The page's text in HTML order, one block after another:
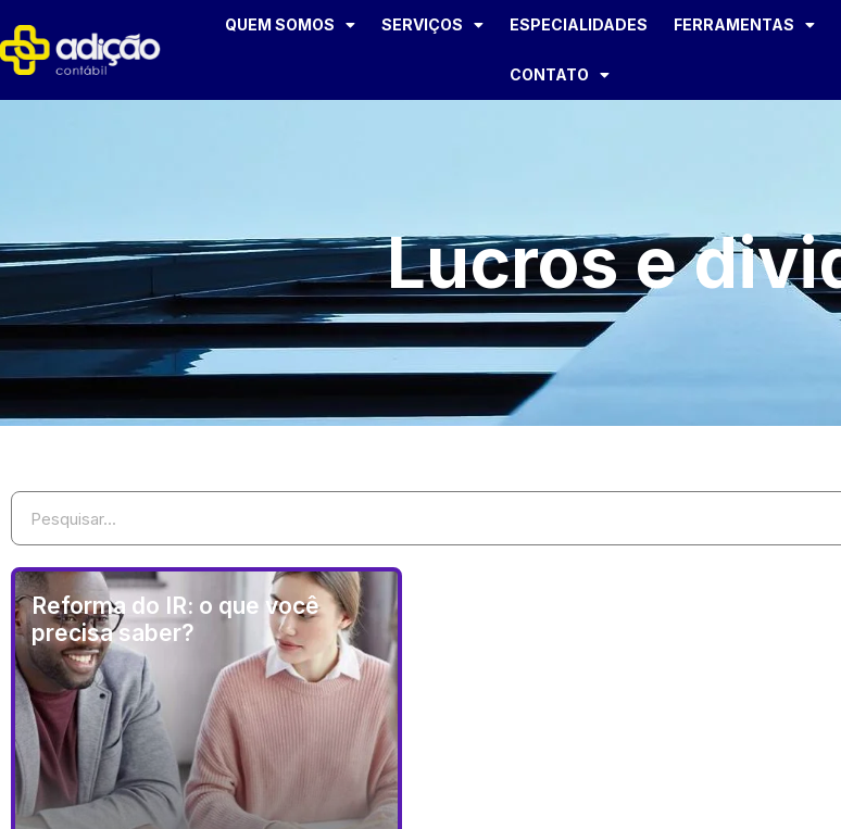
QUEM SOMOS SERVIÇOS ESPECIALIDADES FERRAMENTAS
CONTATO
Lucros e
Reforma do IR: o que você
precisa saber?